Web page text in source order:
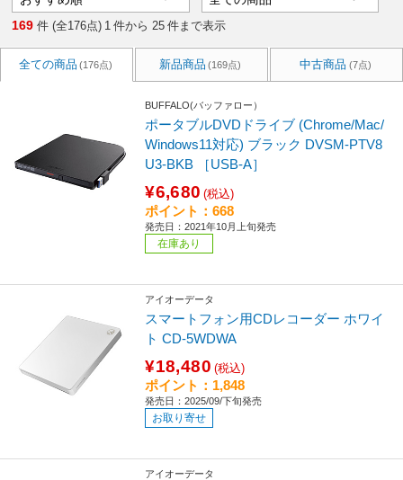
169 件 (全176点) 1 件から 25 件まで表示
全ての商品 (176点) 新品商品 (169点) 中古商品 (7点)
BUFFALO(バッファロー）
ポータブルDVDドライブ (Chrome/Mac/
Windows11対応) ブラック DVSM-PTV8
U3-BKB ［USB-A］
¥6,680 (税込)
ポイント：668
発売日：2021年10月上旬発売
在庫あり
アイオーデータ
スマートフォン用CDレコーダー ホワイ
ト CD-5WDWA
¥18,480 (税込)
ポイント：1,848
発売日：2025/09/下旬発売
お取り寄せ
アイオーデータ